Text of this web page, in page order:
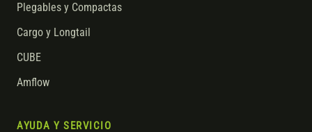
Plegables y Compactas
Cargo y Longtail
CUBE
Amflow
AYUDA Y SERVICIO